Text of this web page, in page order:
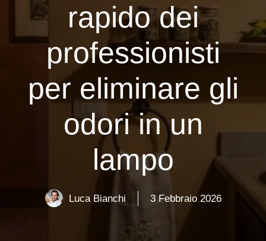
rapido dei
professionisti
per eliminare gli
odori in un
lampo
Luca Bianchi 3 Febbraio 2026